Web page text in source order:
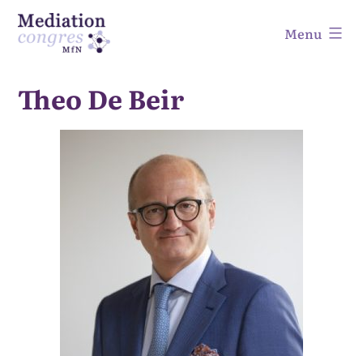
Ga
naar
inhoud
Congres
Menu
TheoDe Beir